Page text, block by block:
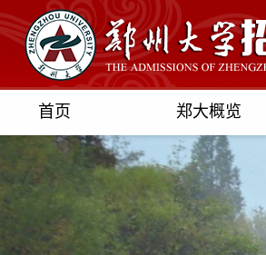
首页 郑大概览